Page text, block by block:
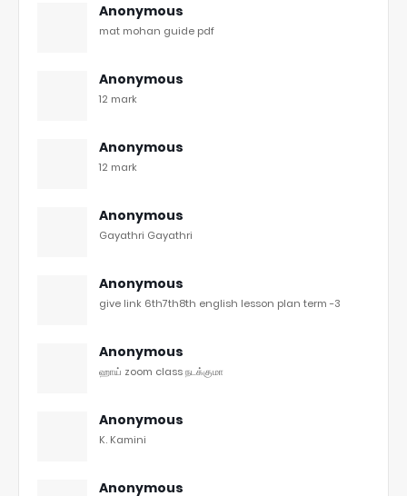
Anonymous
mat mohan guide pdf
Anonymous
12 mark
Anonymous
12 mark
Anonymous
Gayathri Gayathri
Anonymous
give link 6th7th8th english lesson plan term -3
Anonymous
ஹாய் zoom class நடக்குமா
Anonymous
K. Kamini
Anonymous